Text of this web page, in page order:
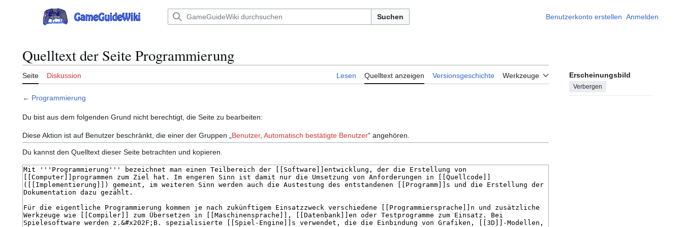
Hauptmenü Suchen Benutzerkonto erstellen Anmelden
Quelltext der Seite Programmierung
Seite Diskussion Lesen Quelltext anzeigen Versionsgeschichte Werkzeuge Erscheinungsbild
Verbergen
← Programmierung
Du bist aus dem folgenden Grund nicht berechtigt, die Seite zu bearbeiten:
Diese Aktion ist auf Benutzer beschränkt, die einer der Gruppen „ Benutzer, Automatisch bestätigte Benutzer“ angehören.
Du kannst den Quelltext dieser Seite betrachten und kopieren.